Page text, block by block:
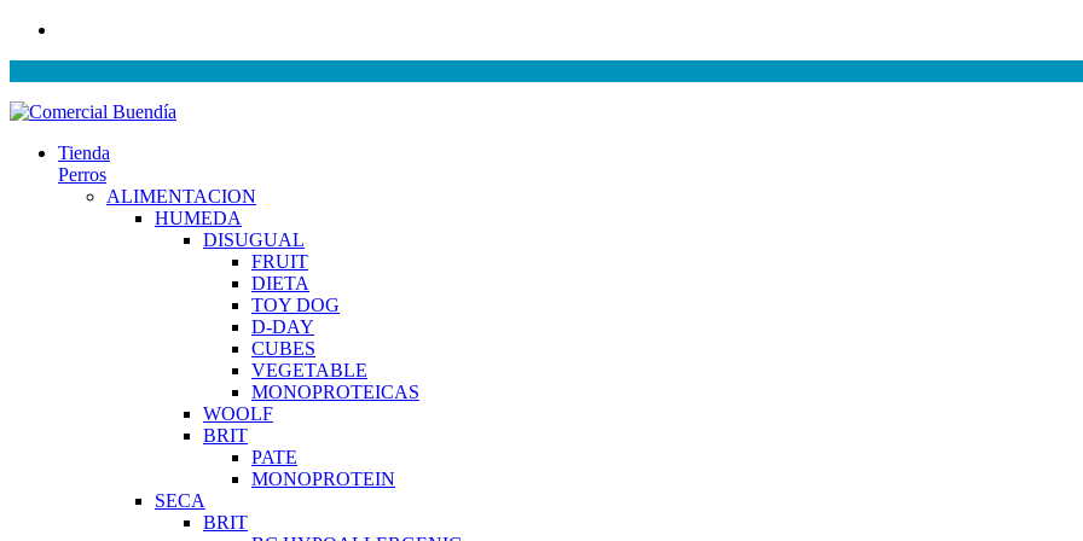
Tienda
Perros
ALIMENTACION
HUMEDA
DISUGUAL
FRUIT
DIETA
TOY DOG
D-DAY
CUBES
VEGETABLE
MONOPROTEICAS
WOOLF
BRIT
PATE
MONOPROTEIN
SECA
BRIT